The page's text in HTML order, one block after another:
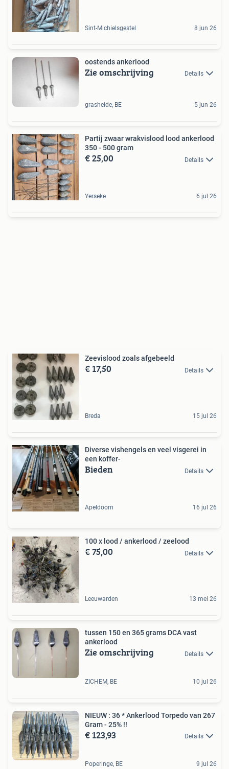
Sint-Michielsgestel 8 jun 26
oostends ankerlood
Zie omschrijving Details
grasheide, BE 5 jun 26
Partij zwaar wrakvislood lood ankerlood
350 - 500 gram
€ 25,00 Details
Yerseke 6 jul 26
Zeevislood zoals afgebeeld
€ 17,50 Details
Breda 15 jul 26
Diverse vishengels en veel visgerei in
een koffer-
Bieden Details
Apeldoorn 16 jul 26
100 x lood / ankerlood / zeelood
€ 75,00 Details
Leeuwarden 13 mei 26
tussen 150 en 365 grams DCA vast
ankerlood
Zie omschrijving Details
ZICHEM, BE 10 jul 26
NIEUW : 36 * Ankerlood Torpedo van 267
Gram - 25% !!
€ 123,93 Details
Poperinge, BE 9 jul 26